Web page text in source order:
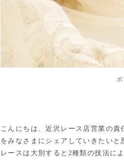
こんにちは、近沢レース店営業の
をみなさまにシェアしていきたいと
レースは大別すると2種類の技法に